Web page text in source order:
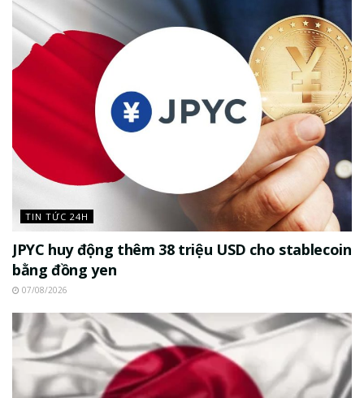
TIN TỨC 24H
JPYC huy động thêm 38 triệu USD cho stablecoin
bằng đồng yen
07/08/2026